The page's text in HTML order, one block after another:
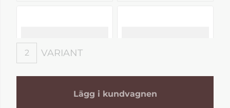
Variant
2 VARIANT
Lägg i kundvagnen